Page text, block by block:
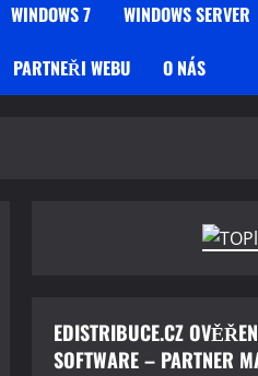
WINDOWS 7 WINDOWS SERVER
PARTNEŘI WEBU O NÁS
EDISTRIBUCE.CZ
SOFTWARE – PARTNER